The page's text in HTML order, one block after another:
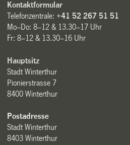
Kontaktformular
Telefonzentrale:+41 52 267 51 51
Mo–Do: 8–12 & 13.30–17 Uhr
Fr: 8–12 & 13.30–16 Uhr
Hauptsitz
Stadt Winterthur
Pionierstrasse 7
8400 Winterthur
Postadresse
Stadt Winterthur
8403 Winterthur